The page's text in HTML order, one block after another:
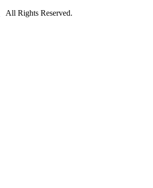
All Rights Reserved.